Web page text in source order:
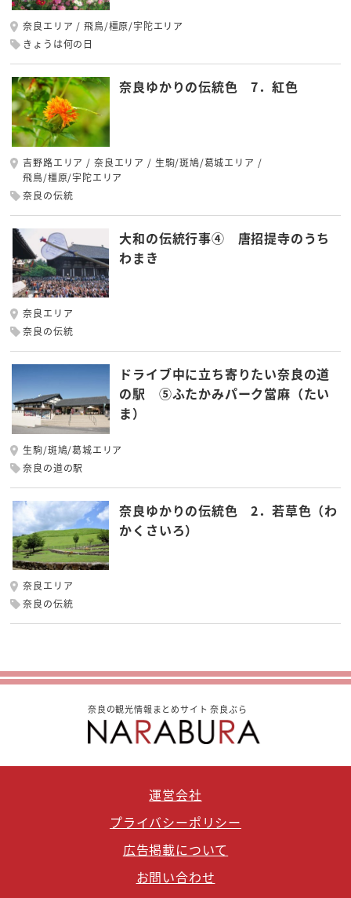
奈良エリア
飛鳥/橿原/宇陀エリア
きょうは何の日
奈良ゆかりの伝統色 7．紅色
吉野路エリア 奈良エリア
生駒/斑鳩/葛城エリア
飛鳥/橿原/宇陀エリア
奈良の伝統
大和の伝統行事④ 唐招提寺のうち
わまき
奈良エリア
奈良の伝統
ドライブ中に立ち寄りたい奈良の道
の駅 ⑤ふたかみパーク當麻（たい
ま）
生駒/斑鳩/葛城エリア
奈良の道の駅
奈良ゆかりの伝統色 2．若草色（わ
かくさいろ）
奈良エリア
奈良の伝統
奈良の観光情報まとめサイト 奈良ぶら
運営会社
プライバシーポリシー
広告掲載について
お問い合わせ